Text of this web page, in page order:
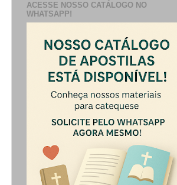
ACESSE NOSSO CATÁLOGO NO
WHATSAPP!